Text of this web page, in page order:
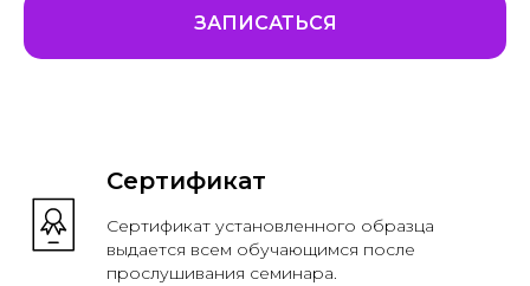
ЗАПИСАТЬСЯ
Сертификат
Сертификат установленного образца
выдается всем обучающимся после
прослушивания семинара.